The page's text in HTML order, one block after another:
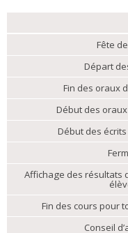
Fête
Départ
Fin des oraux
Début des
Début des
Affichage des résultats
Fin des cours pour
Conseil